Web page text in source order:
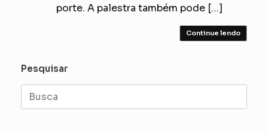
porte. A palestra também pode […]
Continue lendo
Pesquisar
Search
for: